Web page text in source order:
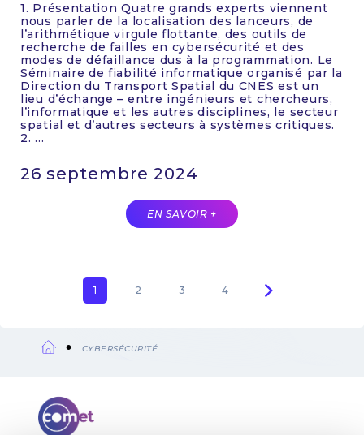
26 septembre 2024
1. Présentation Quatre grands experts viennent
nous parler de la localisation des lanceurs, de
l’arithmétique virgule flottante, des outils de
recherche de failles en cybersécurité et des
modes de défaillance dus à la programmation. Le
Séminaire de fiabilité informatique organisé par la
Direction du Transport Spatial du CNES est un
lieu d’échange – entre ingénieurs et chercheurs,
l’informatique et les autres disciplines, le secteur
spatial et d’autres secteurs à systèmes critiques.
2. ...
EN SAVOIR +
Pagination
Page
courante
1 Page
2 Page
3 Page
4
d'Ariane
CYBERSÉCURITÉ